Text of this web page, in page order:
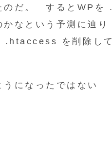
のだ。 するとWPを .
なという予測に辿り
.htaccess を削除して
になったではない